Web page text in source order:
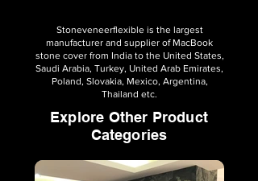
Stoneveneerflexible is the largest
manufacturer and supplier of MacBook
stone cover from India to the United States,
Saudi Arabia, Turkey, United Arab Emirates,
Poland, Slovakia, Mexico, Argentina,
Thailand etc.
Explore Other Product
Categories